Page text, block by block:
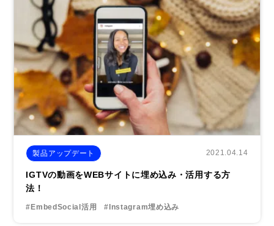
製品アップデート 2021.04.14
IGTVの動画をWEBサイトに埋め込み・活用する方
法！
#EmbedSocial活用 #Instagram埋め込み